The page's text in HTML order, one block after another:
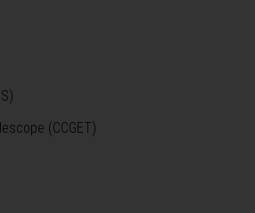
(CCGET)